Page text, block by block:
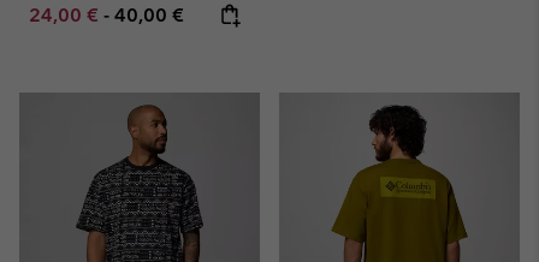
Minimum sale price:
24,00 € - Maximum price:
40,00 €